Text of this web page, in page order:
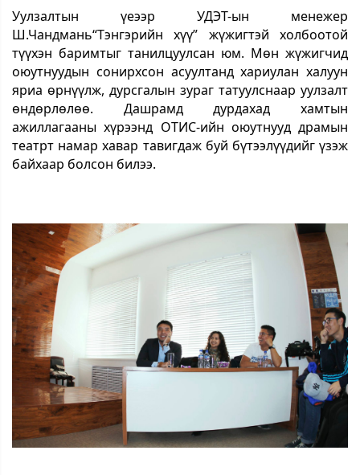
Уулзалтын үеээр УДЭТ-ын менежер
Ш.Чандмань“Тэнгэрийн хүү” жүжигтэй холбоотой
түүхэн баримтыг танилцуулсан юм. Мөн жүжигчид
оюутнуудын сонирхсон асуултанд хариулан халуун
яриа өрнүүлж, дурсгалын зураг татуулснаар уулзалт
өндөрлөлөө. Дашрамд дурдахад хамтын
ажиллагааны хүрээнд ОТИС-ийн оюутнууд драмын
театрт намар хавар тавигдаж буй бүтээлүүдийг үзэж
байхаар болсон билээ.